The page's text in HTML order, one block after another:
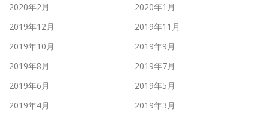
2020年2月
2020年1月
2019年12月
2019年11月
2019年10月
2019年9月
2019年8月
2019年7月
2019年6月
2019年5月
2019年4月
2019年3月